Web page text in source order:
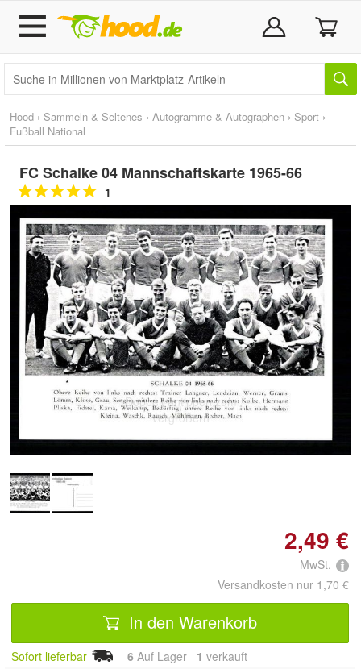
Hood › Sammeln & Seltenes › Autogramme & Autographen › Sport ›
Fußball National
FC Schalke 04 Mannschaftskarte 1965-66
1
Doppelt antippen zum
vergrößern
2,49 €
MwSt.
Versandkosten nur 1,70 €
In den Warenkorb
Sofort lieferbar 6 Auf Lager 1 verkauft